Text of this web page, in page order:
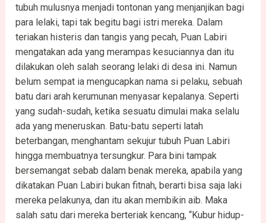
tubuh mulusnya menjadi tontonan yang menjanjikan bagi
para lelaki, tapi tak begitu bagi istri mereka. Dalam
teriakan histeris dan tangis yang pecah, Puan Labiri
mengatakan ada yang merampas kesuciannya dan itu
dilakukan oleh salah seorang lelaki di desa ini. Namun
belum sempat ia mengucapkan nama si pelaku, sebuah
batu dari arah kerumunan menyasar kepalanya. Seperti
yang sudah-sudah, ketika sesuatu dimulai maka selalu
ada yang meneruskan. Batu-batu seperti latah
beterbangan, menghantam sekujur tubuh Puan Labiri
hingga membuatnya tersungkur. Para bini tampak
bersemangat sebab dalam benak mereka, apabila yang
dikatakan Puan Labiri bukan fitnah, berarti bisa saja laki
mereka pelakunya, dan itu akan membikin aib. Maka
salah satu dari mereka berteriak kencang, “Kubur hidup-